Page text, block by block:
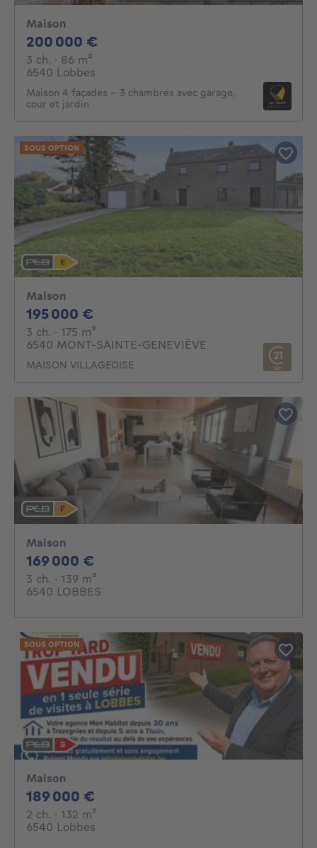
Maison
200 000 €
3 ch. 3 chambres
· 86 m²
6540 Lobbes
Maison 4 façades - 3 chambres avec garage,
cour et jardin
Maison
195 000 €
3 ch. 3 chambres
· 175 m²
6540 MONT-SAINTE-GENEVIÈVE
MAISON VILLAGEOISE
SOUS OPTION
Maison
169 000 €
3 ch. 3 chambres
· 139 m²
6540 LOBBES
Maison
189 000 €
2 ch. 2 chambres
· 132 m²
6540 Lobbes
SOUS OPTION